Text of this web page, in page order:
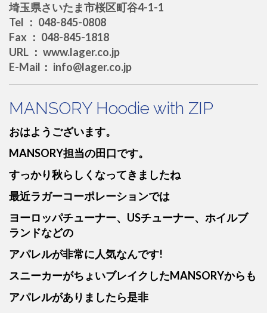
埼玉県さいたま市桜区町谷4-1-1
Tel ： 048-845-0808
Fax ： 048-845-1818
URL ： www.lager.co.jp
E-Mail： info@lager.co.jp
MANSORY Hoodie with ZIP
おはようございます。
MANSORY担当の田口です。
すっかり秋らしくなってきましたね
最近ラガーコーポレーションでは
ヨーロッパチューナー、USチューナー、ホイルブ
ランドなどの
アパレルが非常に人気なんです!
スニーカーがちょいブレイクしたMANSORYからも
アパレルがありましたら是非